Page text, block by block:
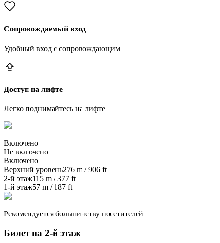
Сопровождаемый вход
Удобный вход с сопровождающим
Доступ на лифте
Легко поднимайтесь на лифте
Включено
Не включено
Включено
Верхний уровень276 m / 906 ft
2-й этаж115 m / 377 ft
1-й этаж57 m / 187 ft
Рекомендуется большинству посетителей
Билет на 2-й этаж